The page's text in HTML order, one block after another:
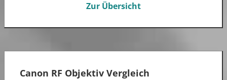
Zur Übersicht
Canon RF Objektiv Vergleich